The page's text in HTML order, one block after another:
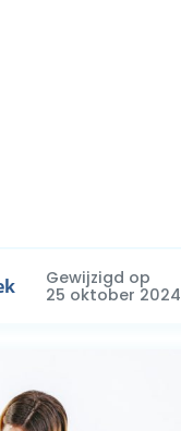
Gewijzigd op
25 oktober 2024